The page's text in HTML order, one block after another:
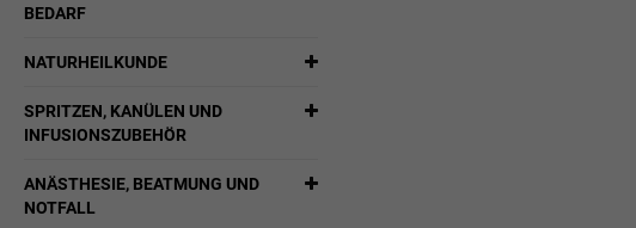
BEDARF
NATURHEILKUNDE
SPRITZEN, KANÜLEN UND
INFUSIONSZUBEHÖR
ANÄSTHESIE, BEATMUNG UND
NOTFALL